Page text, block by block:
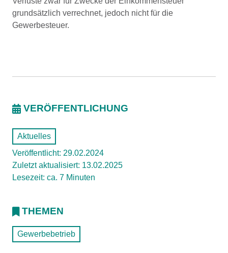
grundsätzlich verrechnet, jedoch nicht für die
Gewerbesteuer.
VERÖFFENTLICHUNG
Aktuelles
Veröffentlicht: 29.02.2024
Zuletzt aktualisiert: 13.02.2025
Lesezeit: ca. 7 Minuten
THEMEN
Gewerbebetrieb